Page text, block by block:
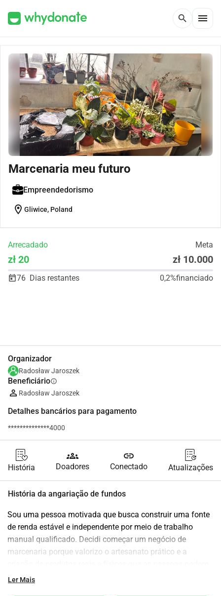
search menu
Marcenaria meu futuro
Empreendedorismo
location_on Gliwice, Poland
Arrecadado Meta
zł 20 zł 10.000
76 Dias restantes 0,2%financiado
Organizador
Radosław Jaroszek
Beneficiárioinfo
Radosław Jaroszek
Detalhes bancários para pagamento
**************4000
História
groups
Doadores
link
Conectado Atualizações
História da angariação de fundos
Sou uma pessoa motivada que busca construir uma fonte
de renda estável e independente por meio de trabalho
manual qualificado. Decidi começar um negócio de
marcenaria porque valorizo o artesanato prático e a
usar em seu dia a dia. No mundo de hoje, estou
Ler Mais